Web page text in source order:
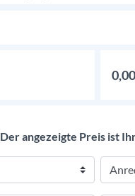
Der angezeigte Preis ist